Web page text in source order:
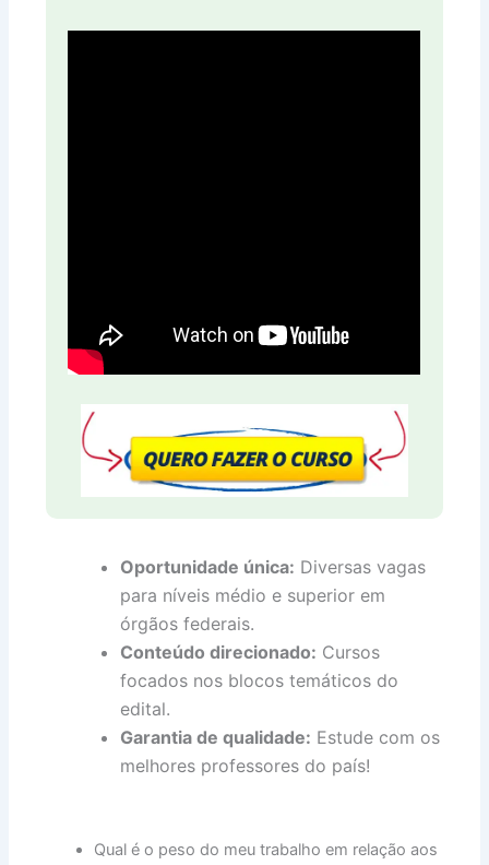
Oportunidade única: Diversas vagas
para níveis médio e superior em
órgãos federais.
Conteúdo direcionado: Cursos
focados nos blocos temáticos do
edital.
Garantia de qualidade: Estude com os
melhores professores do país!
Qual é o peso do meu trabalho em relação aos